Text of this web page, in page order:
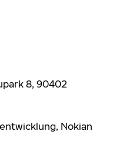
8, 90402
Nokian